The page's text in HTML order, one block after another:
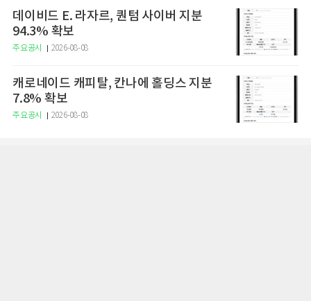
데이비드 E. 라자르, 퀀텀 사이버 지분
94.3% 확보
주요공시 2026-08-08
캐로네이드 캐피탈, 칸나에 홀딩스 지분
7.8% 확보
주요공시 2026-08-08